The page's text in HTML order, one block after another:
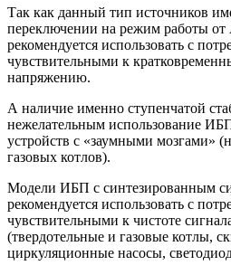
Так как данный тип источников
переключении на режим работы
рекомендуется использовать с
чувствительными к
напряжению.
А наличие именно ступенчатой
нежелательным использование
устройств с «заумными мозгами»
газовых котлов).
Модели ИБП с синтезированным
рекомендуется использовать с
чувствительными к чистоте
(твердотельные и газовые котлы,
циркуляционные насосы,